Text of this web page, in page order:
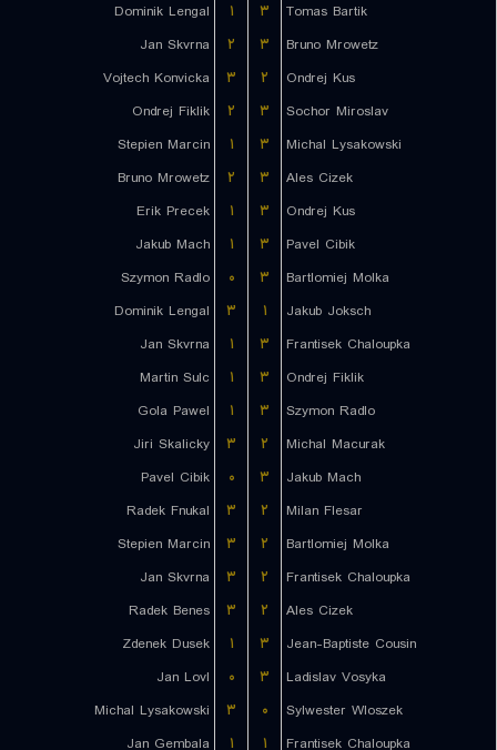
Dominik Lengal
۱ ۳
Tomas Bartik
Jan Skvrna
۲ ۳
Bruno Mrowetz
Vojtech Konvicka
۳ ۲
Ondrej Kus
Ondrej Fiklik
۲ ۳
Sochor Miroslav
Stepien Marcin
۱ ۳
Michal Lysakowski
Bruno Mrowetz
۲ ۳
Ales Cizek
Erik Precek
۱ ۳
Ondrej Kus
Jakub Mach
۱ ۳
Pavel Cibik
Szymon Radlo
۰ ۳
Bartlomiej Molka
Dominik Lengal
۳ ۱
Jakub Joksch
Jan Skvrna
۱ ۳
Frantisek Chaloupka
Martin Sulc
۱ ۳
Ondrej Fiklik
Gola Pawel
۱ ۳
Szymon Radlo
Jiri Skalicky
۳ ۲
Michal Macurak
Pavel Cibik
۰ ۳
Jakub Mach
Radek Fnukal
۳ ۲
Milan Flesar
Stepien Marcin
۳ ۲
Bartlomiej Molka
Jan Skvrna
۳ ۲
Frantisek Chaloupka
Radek Benes
۳ ۲
Ales Cizek
Zdenek Dusek
۱ ۳
Jean-Baptiste Cousin
Jan Lovl
۰ ۳
Ladislav Vosyka
Michal Lysakowski
۳ ۰
Sylwester Wloszek
Jan Gembala
۱ ۱ Frantisek Chaloupka